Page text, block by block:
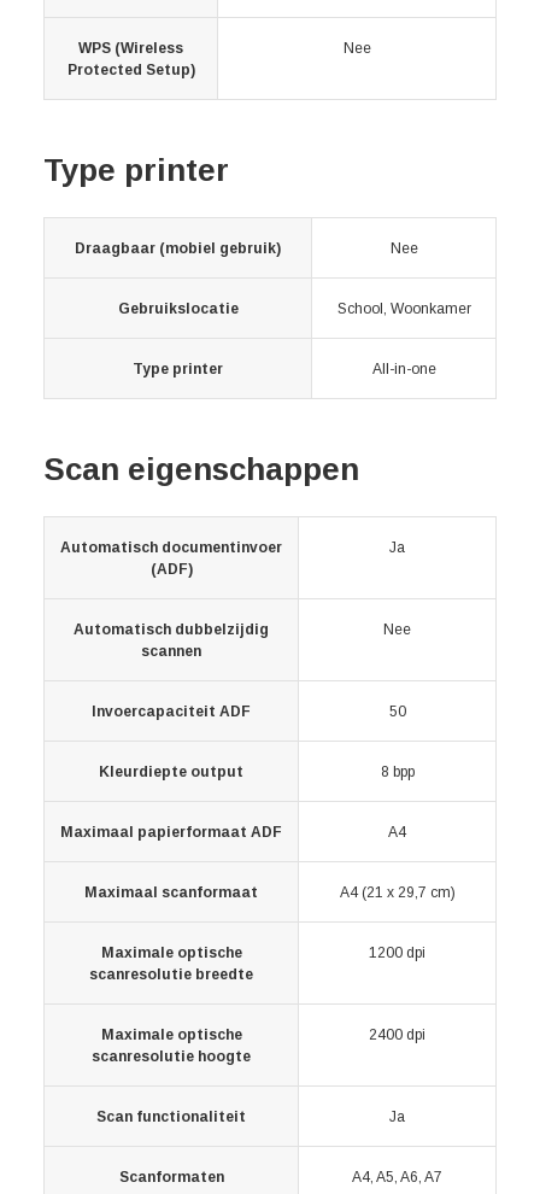
WPS (Wireless
Protected Setup)
Nee
Type printer
Draagbaar (mobiel gebruik) Nee
Gebruikslocatie School, Woonkamer
Type printer All-in-one
Scan eigenschappen
Automatisch documentinvoer
(ADF)
Ja
Automatisch dubbelzijdig
scannen
Nee
Invoercapaciteit ADF 50
Kleurdiepte output 8 bpp
Maximaal papierformaat ADF A4
Maximaal scanformaat A4 (21 x 29,7 cm)
Maximale optische
scanresolutie breedte
1200 dpi
Maximale optische
scanresolutie hoogte
2400 dpi
Scan functionaliteit Ja
Scanformaten A4, A5, A6, A7